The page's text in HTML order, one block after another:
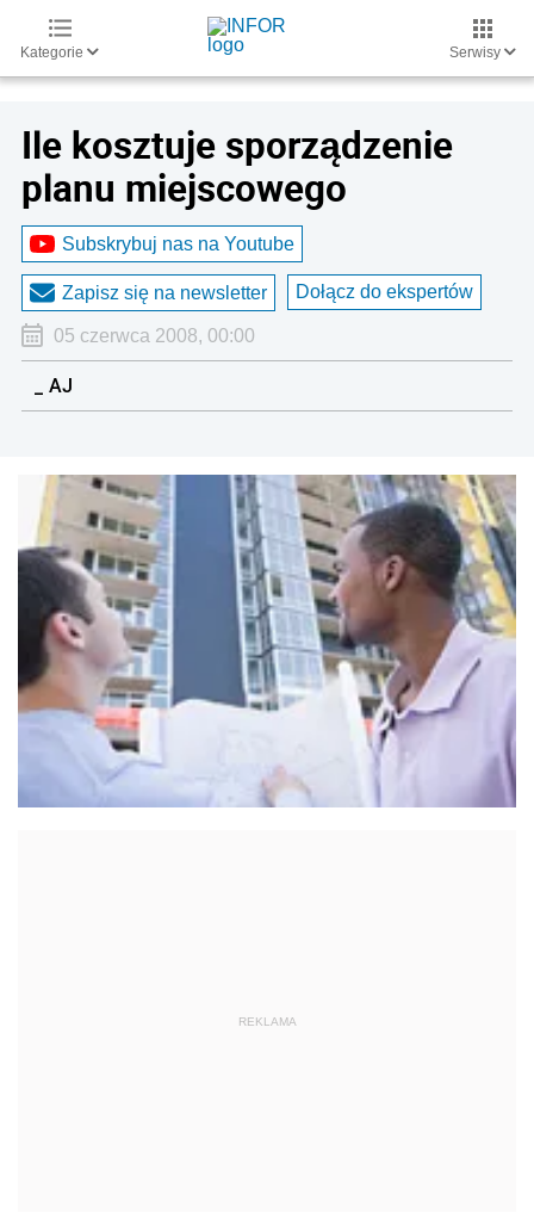
Kategorie Serwisy
Ile kosztuje sporządzenie
planu miejscowego
Subskrybuj nas na Youtube
Zapisz się na newsletter Dołącz do ekspertów
05 czerwca 2008, 00:00
_ AJ